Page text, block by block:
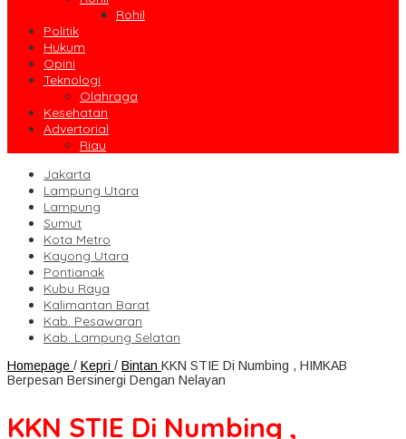
Rohil
Politik
Hukum
Opini
Teknologi
Olahraga
Kesehatan
Advertorial
Riau
Jakarta
Lampung Utara
Lampung
Sumut
Kota Metro
Kayong Utara
Pontianak
Kubu Raya
Kalimantan Barat
Kab. Pesawaran
Kab. Lampung Selatan
Homepage / Kepri / Bintan KKN STIE Di Numbing , HIMKAB
Berpesan Bersinergi Dengan Nelayan
KKN STIE Di Numbing ,